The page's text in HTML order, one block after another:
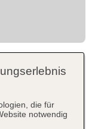
die für
notwendig